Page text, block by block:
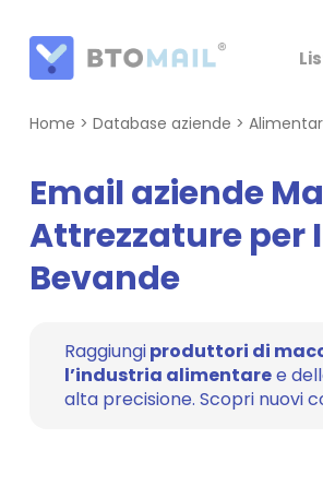
Home > Database aziende >
Email aziende
Attrezzature per
Bevande
Raggiungiproduttori di
l’industria alimentaree
alta precisione. Scopri nuovi